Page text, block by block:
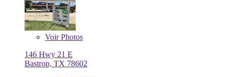
VoirPhotos
146 Hwy 21 E
Bastrop, TX 78602